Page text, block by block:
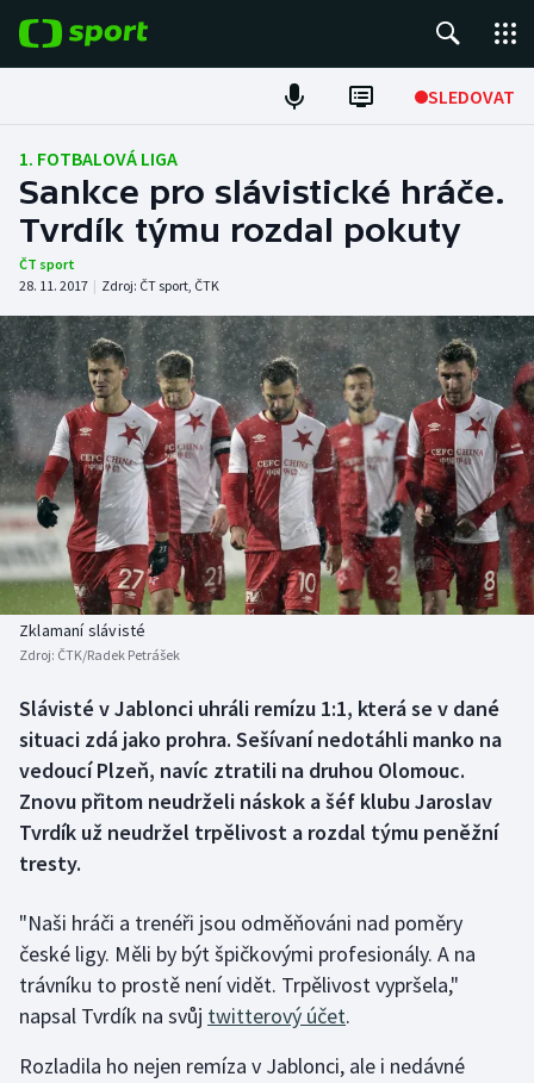
SLEDOVAT
Fotbal
Hokej
Tenis
Atletika
Cyklistika
DALŠÍ SPORTY
Americký fotbal
Baseball a softbal
Basketbal
Biatlon
Boby a skeleton
Box
Curling
Florbal
Futsal
Golf
NEPŘEHLÉDNĚTE
Soutěže
Historické návraty
Aplikace ČT sport
AZ kvíz
1. FOTBALOVÁ LIGA
Sankce pro slávistické hráče.
Tvrdík týmu rozdal pokuty
ČT sport
28. 11. 2017 | Zdroj: ČT sport, ČTK
Zklamaní slávisté
Zdroj: ČTK/Radek Petrášek
Slávisté v Jablonci uhráli remízu 1:1, která se v dané
situaci zdá jako prohra. Sešívaní nedotáhli manko na
vedoucí Plzeň, navíc ztratili na druhou Olomouc.
Znovu přitom neudrželi náskok a šéf klubu Jaroslav
Tvrdík už neudržel trpělivost a rozdal týmu peněžní
tresty.
"Naši hráči a trenéři jsou odměňováni nad poměry
české ligy. Měli by být špičkovými profesionály. A na
trávníku to prostě není vidět. Trpělivost vypršela,"
napsal Tvrdík na svůj twitterový účet.
Rozladila ho nejen remíza v Jablonci, ale i nedávné